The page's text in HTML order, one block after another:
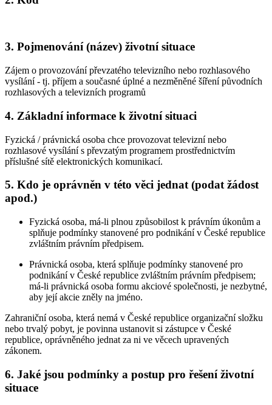
3. Pojmenování (název) životní situace
Zájem o provozování převzatého televizního nebo rozhlasového
vysílání - tj. příjem a současné úplné a nezměněné šíření původních
rozhlasových a televizních programů
4. Základní informace k životní situaci
Fyzická / právnická osoba chce provozovat televizní nebo
rozhlasové vysílání s převzatým programem prostřednictvím
příslušné sítě elektronických komunikací.
5. Kdo je oprávněn v této věci jednat (podat žádost
apod.)
Fyzická osoba, má-li plnou způsobilost k právním úkonům a
splňuje podmínky stanovené pro podnikání v České republice
zvláštním právním předpisem.
Právnická osoba, která splňuje podmínky stanovené pro
podnikání v České republice zvláštním právním předpisem;
má-li právnická osoba formu akciové společnosti, je nezbytné,
aby její akcie zněly na jméno.
Zahraniční osoba, která nemá v České republice organizační složku
nebo trvalý pobyt, je povinna ustanovit si zástupce v České
republice, oprávněného jednat za ni ve věcech upravených
zákonem.
6. Jaké jsou podmínky a postup pro řešení životní
situace